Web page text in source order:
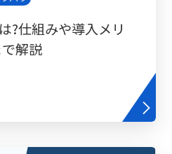
?仕組みや導入メリ
解説